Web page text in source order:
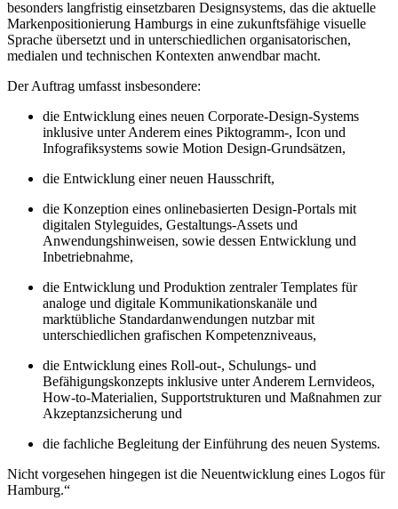
besonders langfristig einsetzbaren Designsystems, das die aktuelle
Markenpositionierung Hamburgs in eine zukunftsfähige visuelle
Sprache übersetzt und in unterschiedlichen organisatorischen,
medialen und technischen Kontexten anwendbar macht.
Der Auftrag umfasst insbesondere:
die Entwicklung eines neuen Corporate-Design-Systems
inklusive unter Anderem eines Piktogramm-, Icon und
Infografiksystems sowie Motion Design-Grundsätzen,
die Entwicklung einer neuen Hausschrift,
die Konzeption eines onlinebasierten Design-Portals mit
digitalen Styleguides, Gestaltungs-Assets und
Anwendungshinweisen, sowie dessen Entwicklung und
Inbetriebnahme,
die Entwicklung und Produktion zentraler Templates für
analoge und digitale Kommunikationskanäle und
marktübliche Standardanwendungen nutzbar mit
unterschiedlichen grafischen Kompetenzniveaus,
die Entwicklung eines Roll-out-, Schulungs- und
Befähigungskonzepts inklusive unter Anderem Lernvideos,
How-to-Materialien, Supportstrukturen und Maßnahmen zur
Akzeptanzsicherung und
die fachliche Begleitung der Einführung des neuen Systems.
Nicht vorgesehen hingegen ist die Neuentwicklung eines Logos für
Hamburg.“